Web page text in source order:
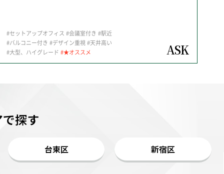
#セットアップオフィス #会議室付き #駅近
#バルコニー付き #デザイン重視#天井高い
#大型、ハイグレード #★オススメ ASK
探す
台東区 新宿区